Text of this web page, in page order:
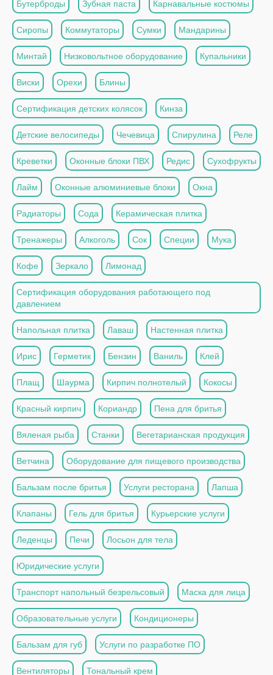
Бутерброды Зубная паста Карнавальные костюмы
Сиропы Коммутаторы Сумки Мандарины
Минтай Низковольтное оборудование Купальники
Виски Орехи Блины
Сертификация детских колясок Кинза
Детские велосипеды Чечевица Спирулина Реле
Креветки Оконные блоки ПВХ Редис Сухофрукты
Лайм Оконные алюминиевые блоки Окна
Радиаторы Сода Керамическая плитка
Тренажеры Алкоголь Сок Специи Мука
Кофе Зеркало Лимонад
Сертификация оборудования работающего под
давлением
Напольная плитка Лаваш Настенная плитка
Ирис Герметик Бензин Ваниль Клей
Плащ Шаурма Кирпич полнотелый Кокосы
Красный кирпич Кориандр Пена для бритья
Вяленая рыба Станки Вегетарианская продукция
Ветчина Оборудование для пищевого производства
Бальзам после бритья Услуги ресторана Лапша
Клапаны Гель для бритья Курьерские услуги
Леденцы Печи Лосьон для тела
Юридические услуги
Транспорт напольный безрельсовый Маска для лица
Образовательные услуги Кондиционеры
Бальзам для губ Услуги по разработке ПО
Вентиляторы Тональный крем